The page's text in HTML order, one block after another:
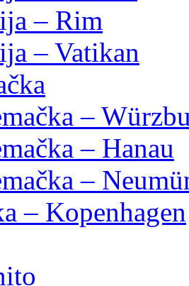
– Rim
– Vatikan
–
– Hanau
–
– Kopenhagen